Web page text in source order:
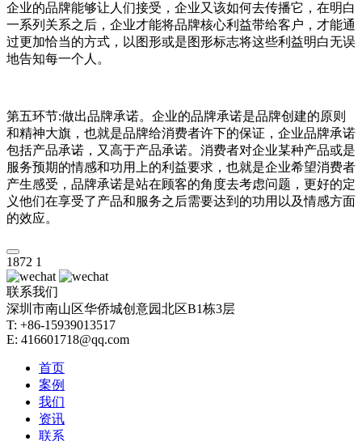
企业的品牌能够让人们接受，企业又该如何去传播它，在明白
一系列关系之后，企业才能将品牌核心利益带给客户，才能通
过更加恰当的方式，以图形或是图形标志将这些利益明白无误
地告知每一个人。
第五环节:做出品牌承诺。企业的品牌承诺是品牌创建的原则
和精神大旗，也就是品牌给消费者许下的保证，企业品牌承诺
包括产品承诺，又高于产品承诺。消费者对企业某种产品或是
服务预期的情感和功用上的利益要求，也就是企业希望消费者
产生感受，品牌承诺是站在顾客的角度去考虑问题，更好的定
义他们在享受了产品和服务之后需要达到的功用以及情感方面
的效应。
1872 1
联系我们
深圳市南山区华侨城创意园北区B1栋3层
T: +86-15939013517
E: 416601718@qq.com
首页
案例
我们
资讯
联系